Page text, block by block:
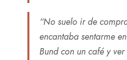
“No suelo ir de
encantaba sentarme
Bund con un café y